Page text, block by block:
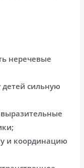
неречевые
сильную
и координацию